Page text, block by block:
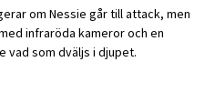
om Nessie går till attack, men
infraröda kameror och en
vad som dväljs i djupet.